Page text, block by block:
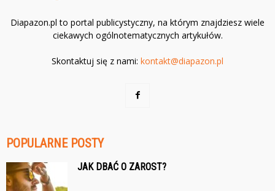
Diapazon.pl to portal publicystyczny, na którym znajdziesz wiele
ciekawych ogólnotematycznych artykułów.
Skontaktuj się z nami: kontakt@diapazon.pl
POPULARNE POSTY
JAK DBAĆ O ZAROST?